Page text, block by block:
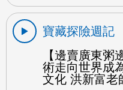
寶藏探險週記
【邊賣廣東
術走向世界成
文化 洪新富老